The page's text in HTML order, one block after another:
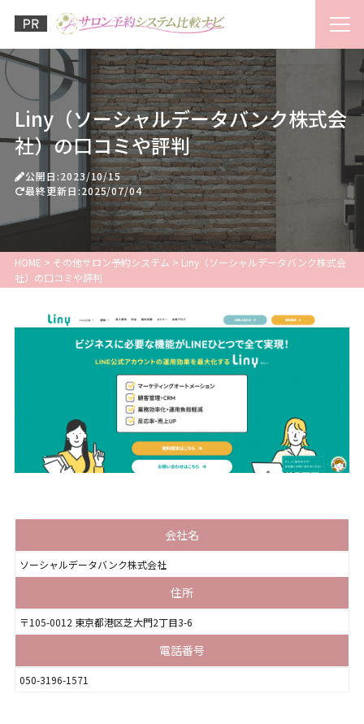
Liny（ソーシャルデータバンク株式会
社）の口コミや評判
公開日:2023/10/15
最終更新日:2025/07/04
HOME > その他サロン予約システム > Liny（ソーシャルデータバンク株式会
社）の口コミや評判
会社名
ソーシャルデータバンク株式会社
住所
〒105-0012 東京都港区芝大門2丁目3-6
電話番号
050-3196-1571